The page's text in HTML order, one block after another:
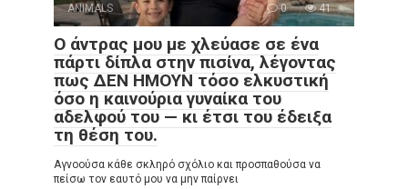
ANIMALS 0 41
Ο άντρας μου με χλεύασε σε ένα
πάρτι δίπλα στην πισίνα, λέγοντας
πως ΔΕΝ ΗΜΟΥΝ τόσο ελκυστική
όσο η καινούρια γυναίκα του
αδελφού του — κι έτσι του έδειξα
τη θέση του.
Αγνοούσα κάθε σκληρό σχόλιο και προσπαθούσα να
πείσω τον εαυτό μου να μην παίρνει